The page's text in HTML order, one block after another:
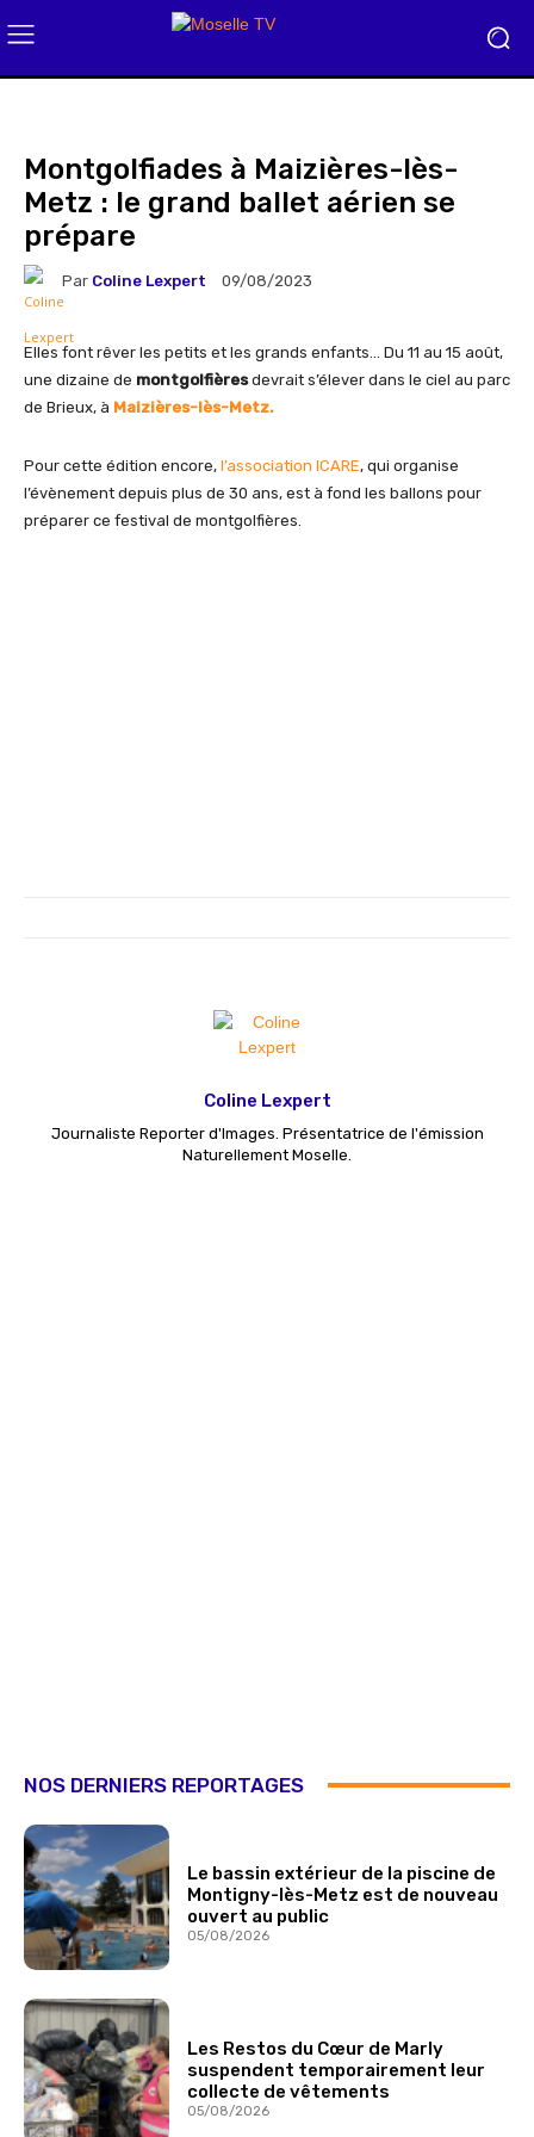
Montgolfiades à Maizières-lès-
Metz : le grand ballet aérien se
prépare
Par Coline Lexpert 09/08/2023
Elles font rêver les petits et les grands enfants… Du 11 au 15 août,
une dizaine de montgolfièresdevrait s’élever dans le ciel au parc
de Brieux, à Maizières-lès-Metz.
Pour cette édition encore, l’association ICARE, qui organise
l’évènement depuis plus de 30 ans, est à fond les ballons pour
préparer ce festival de montgolfières.
Coline Lexpert
Journaliste Reporter d'Images. Présentatrice de l'émission
Naturellement Moselle.
NOS DERNIERS REPORTAGES
Le bassin extérieur de la piscine de
Montigny-lès-Metz est de nouveau
ouvert au public
05/08/2026
Les Restos du Cœur de Marly
suspendent temporairement leur
collecte de vêtements
05/08/2026